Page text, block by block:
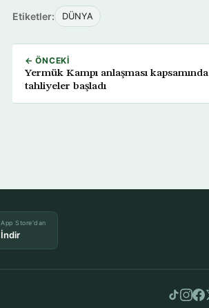
Etiketler: DÜNYA
← ÖNCEKI
Yermük Kampı anlaşması kapsamında
tahliyeler başladı
App Store'dan
İndir